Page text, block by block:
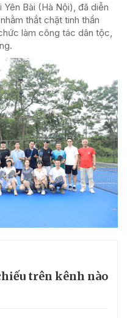
Yên Bài (Hà Nội), đã diễn
thắt chặt tinh thần
làm công tác dân tộc,
trên kênh nào